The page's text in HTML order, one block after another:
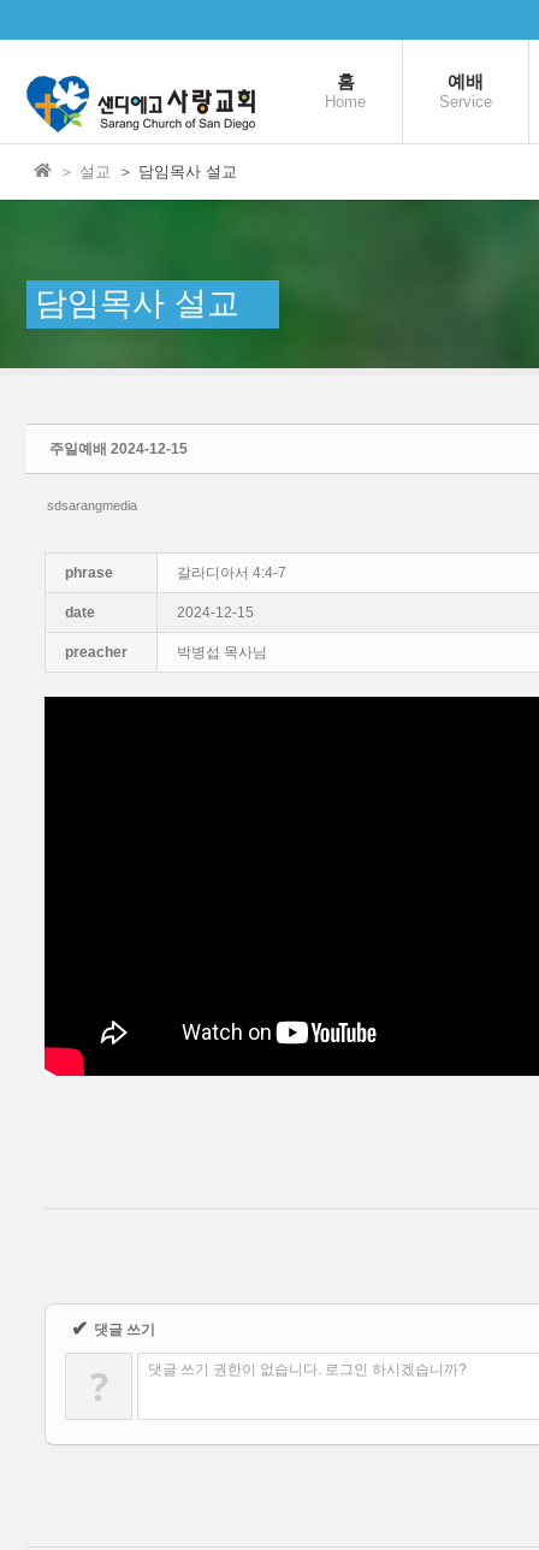
홈
Home
예배
Service
＞ 설교 ＞ 담임목사 설교
담임목사 설교
주일예배 2024-12-15
sdsarangmedia
phrase 갈라디아서 4:4-7
date 2024-12-15
preacher 박병섭 목사님
✔ 댓글 쓰기
? 댓글 쓰기 권한이 없습니다. 로그인 하시겠습니까?
Sketchbook5, 스케치북5
Sketchbook5, 스케치북5